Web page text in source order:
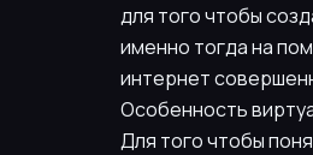
для того чтобы
именно тогда на
интернет
Особенность
Для того чтобы